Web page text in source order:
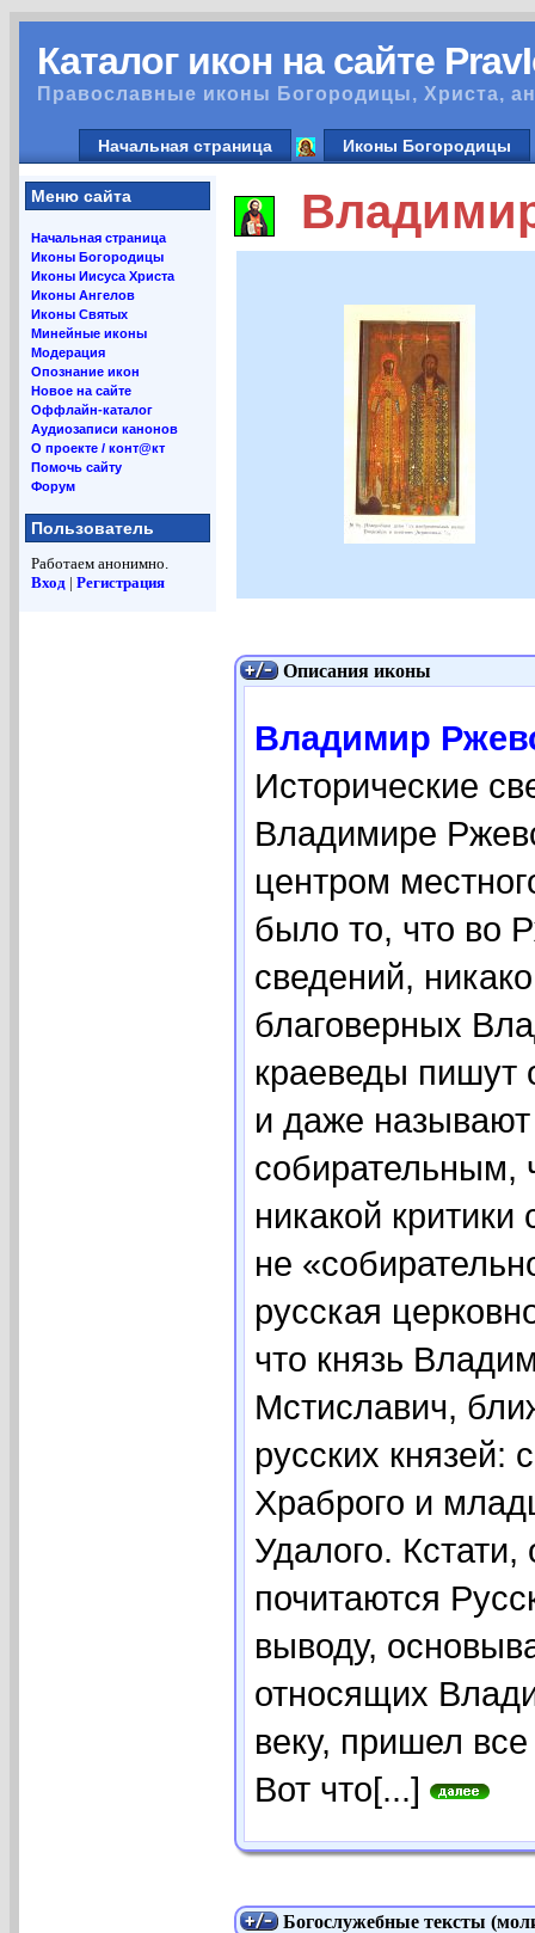
Каталог икон на сайте
Православные иконы Богородицы, Христа,
Начальная страница Иконы Богородицы
Меню сайта
Начальная страница
Иконы Богородицы
Иконы Иисуса Христа
Иконы Ангелов
Иконы Святых
Минейные иконы
Модерация
Опознание икон
Новое на сайте
Оффлайн-каталог
Аудиозаписи канонов
О проекте / конт@кт
Помочь сайту
Форум
Пользователь
Работаем анонимно.
Вход | Регистрация
Описания иконы
Владимир
Исторические
Владимире
центром
было то, что во
сведений,
благоверных
краеведы пишут
и даже
собирательным,
никакой критики
не
русская
что князь
Мстиславич,
русских князей:
Храброго и
Удалого. Кстати,
почитаются
выводу,
относящих
веку, пришел
Вот что[...]
Богослужебные тексты